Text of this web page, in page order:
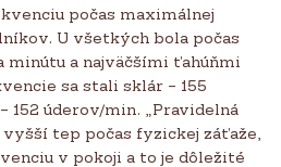
počas maximálnej
U všetkých bola počas
minútu a najväčšími ťahúňmi
sa stali sklár – 155
152 úderov/min. „Pravidelná
tep počas fyzickej záťaže,
v pokoji a to je dôležité